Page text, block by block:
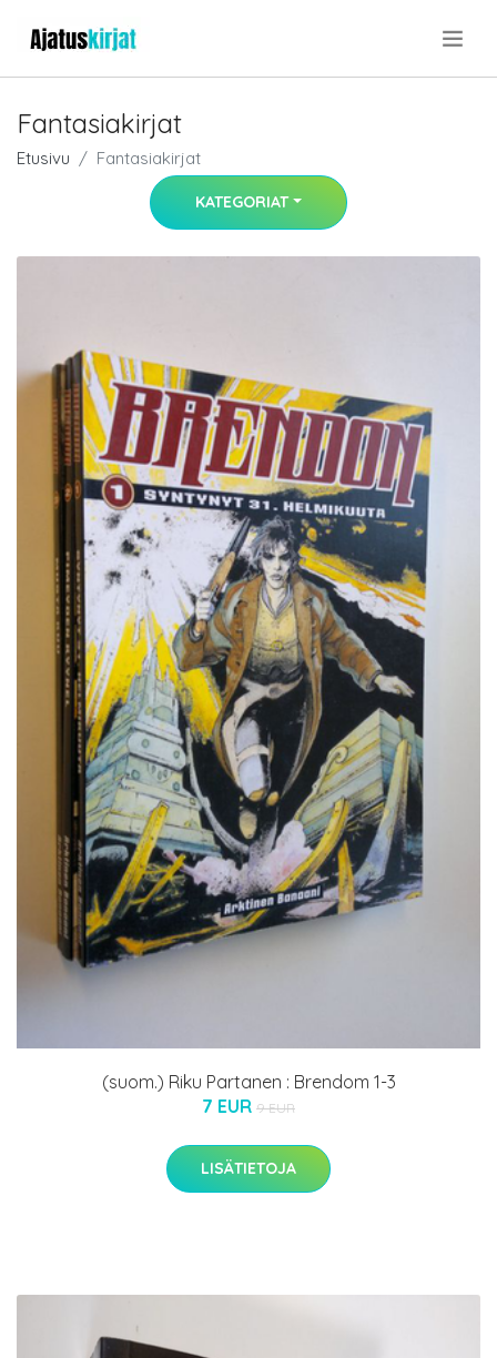
Fantasiakirjat
Etusivu Fantasiakirjat
KATEGORIAT
(suom.) Riku Partanen : Brendom 1-3
7 EUR 9 EUR
LISÄTIETOJA